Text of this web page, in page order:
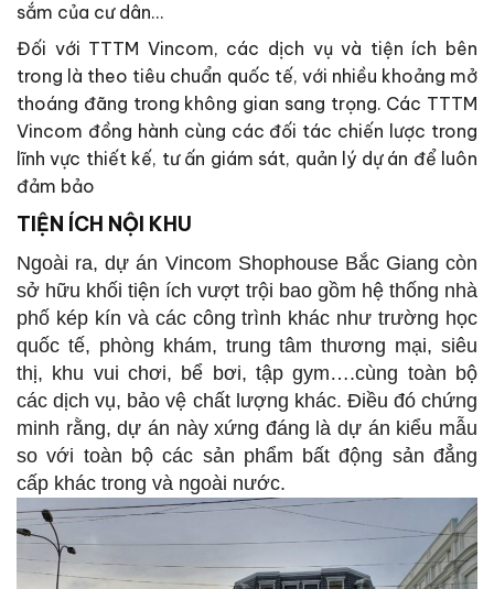
sắm của cư dân…
Đối với TTTM Vincom, các dịch vụ và tiện ích bên
trong là theo tiêu chuẩn quốc tế, với nhiều khoảng mở
thoáng đãng trong không gian sang trọng. Các TTTM
Vincom đồng hành cùng các đối tác chiến lược trong
lĩnh vực thiết kế, tư ấn giám sát, quản lý dự án để luôn
đảm bảo
TIỆN ÍCH NỘI KHU
Ngoài ra, dự án Vincom Shophouse Bắc Giang còn
sở hữu khối tiện ích vượt trội bao gồm hệ thống nhà
phố kép kín và các công trình khác như trường học
quốc tế, phòng khám, trung tâm thương mại, siêu
thị, khu vui chơi, bể bơi, tập gym….cùng toàn bộ
các dịch vụ, bảo vệ chất lượng khác. Điều đó chứng
minh rằng, dự án này xứng đáng là dự án kiểu mẫu
so với toàn bộ các sản phẩm bất động sản đẳng
cấp khác trong và ngoài nước.